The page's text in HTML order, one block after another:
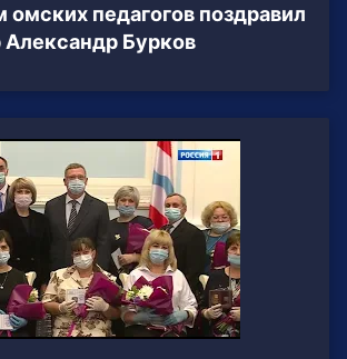
омских педагогов поздравил
Александр Бурков